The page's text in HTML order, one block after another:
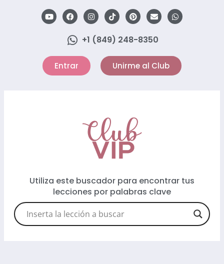
+1 (849) 248-8350
Entrar Unirme al Club
Utiliza este buscador para encontrar tus
lecciones por palabras clave